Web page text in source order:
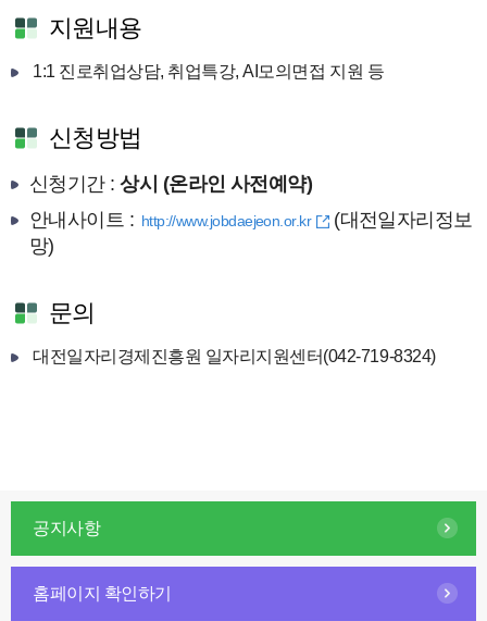
지원내용
1:1 진로취업상담, 취업특강, AI모의면접 지원 등
신청방법
신청기간 :상시 (온라인 사전예약)
안내사이트 : http://www.jobdaejeon.or.kr
(대전일자리정보
망)
문의
대전일자리경제진흥원 일자리지원센터(042-719-8324)
공지사항
홈페이지 확인하기